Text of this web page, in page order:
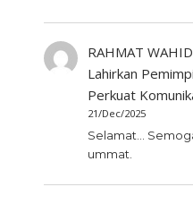
RAHMAT WAHID
Lahirkan
Perkuat
21/Dec/2025
Selamat...
ummat.